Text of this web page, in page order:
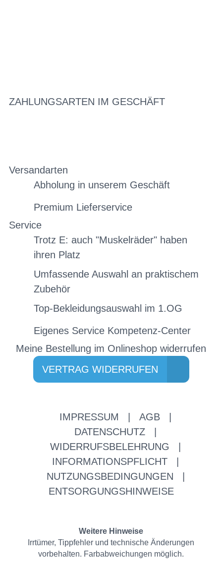
ZAHLUNGSARTEN IM GESCHÄFT
Versandarten
Abholung in unserem Geschäft
Premium Lieferservice
Service
Trotz E: auch "Muskelräder" haben
ihren Platz
Umfassende Auswahl an praktischem
Zubehör
Top-Bekleidungsauswahl im 1.OG
Eigenes Service Kompetenz-Center
Meine Bestellung im Onlineshop widerrufen
VERTRAG WIDERRUFEN
IMPRESSUM AGB
DATENSCHUTZ
WIDERRUFSBELEHRUNG
INFORMATIONSPFLICHT
NUTZUNGSBEDINGUNGEN
ENTSORGUNGSHINWEISE
Weitere Hinweise
Irrtümer, Tippfehler und technische Änderungen
vorbehalten. Farbabweichungen möglich.